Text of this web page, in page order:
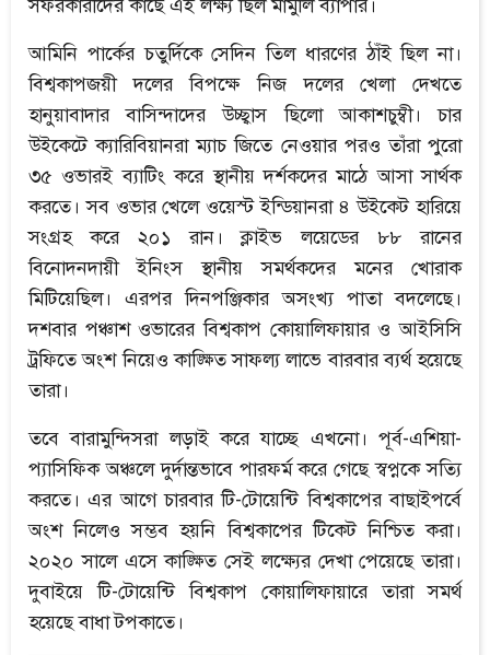
সফরকারীদের কাছে এই লক্ষ্য ছিল মামুলি ব্যাপার।
আমিনি পার্কের চতুর্দিকে সেদিন তিল ধারণের ঠাঁই ছিল না।
বিশ্বকাপজয়ী দলের বিপক্ষে নিজ দলের খেলা দেখতে
হানুয়াবাদার বাসিন্দাদের উচ্ছ্বাস ছিলো আকাশচুম্বী। চার
উইকেটে ক্যারিবিয়ানরা ম্যাচ জিতে নেওয়ার পরও তাঁরা পুরো
৩৫ ওভারই ব্যাটিং করে স্থানীয় দর্শকদের মাঠে আসা সার্থক
করতে। সব ওভার খেলে ওয়েস্ট ইন্ডিয়ানরা ৪ উইকেট হারিয়ে
সংগ্রহ করে ২০১ রান। ক্লাইভ লয়েডের ৮৮ রানের
বিনোদনদায়ী ইনিংস স্থানীয় সমর্থকদের মনের খোরাক
মিটিয়েছিল। এরপর দিনপঞ্জিকার অসংখ্য পাতা বদলেছে।
দশবার পঞ্চাশ ওভারের বিশ্বকাপ কোয়ালিফায়ার ও আইসিসি
ট্রফিতে অংশ নিয়েও কাঙ্ক্ষিত সাফল্য লাভে বারবার ব্যর্থ হয়েছে
তারা।
তবে বারামুন্দিসরা লড়াই করে যাচ্ছে এখনো। পূর্ব-এশিয়া-
প্যাসিফিক অঞ্চলে দুর্দান্তভাবে পারফর্ম করে গেছে স্বপ্নকে সত্যি
করতে। এর আগে চারবার টি-টোয়েন্টি বিশ্বকাপের বাছাইপর্বে
অংশ নিলেও সম্ভব হয়নি বিশ্বকাপের টিকেট নিশ্চিত করা।
২০২০ সালে এসে কাঙ্ক্ষিত সেই লক্ষ্যের দেখা পেয়েছে তারা।
দুবাইয়ে টি-টোয়েন্টি বিশ্বকাপ কোয়ালিফায়ারে তারা সমর্থ
হয়েছে বাধা টপকাতে।